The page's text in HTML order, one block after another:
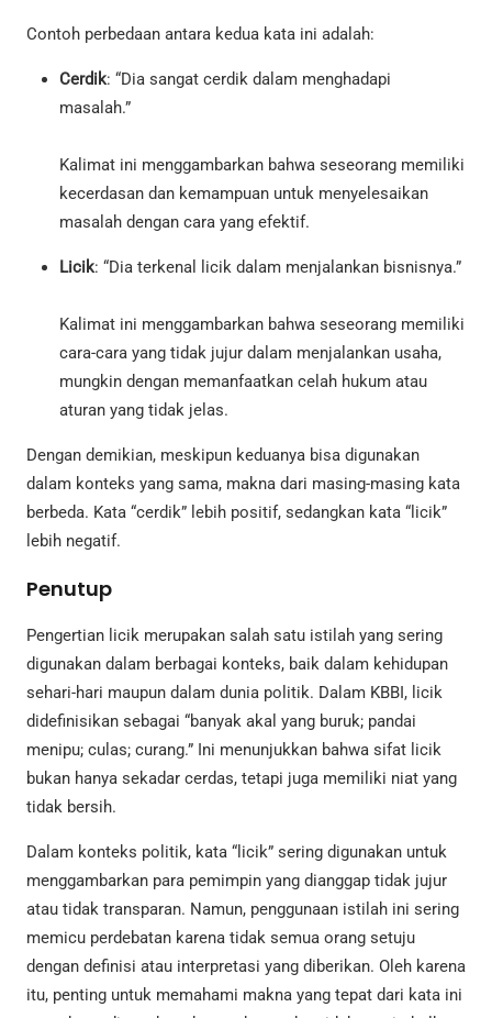
Contoh perbedaan antara kedua kata ini adalah:
Cerdik: “Dia sangat cerdik dalam menghadapi
masalah.”
Kalimat ini menggambarkan bahwa seseorang memiliki
kecerdasan dan kemampuan untuk menyelesaikan
masalah dengan cara yang efektif.
Licik: “Dia terkenal licik dalam menjalankan bisnisnya.”
Kalimat ini menggambarkan bahwa seseorang memiliki
cara-cara yang tidak jujur dalam menjalankan usaha,
mungkin dengan memanfaatkan celah hukum atau
aturan yang tidak jelas.
Dengan demikian, meskipun keduanya bisa digunakan
dalam konteks yang sama, makna dari masing-masing kata
berbeda. Kata “cerdik” lebih positif, sedangkan kata “licik”
lebih negatif.
Penutup
Pengertian licik merupakan salah satu istilah yang sering
digunakan dalam berbagai konteks, baik dalam kehidupan
sehari-hari maupun dalam dunia politik. Dalam KBBI, licik
didefinisikan sebagai “banyak akal yang buruk; pandai
menipu; culas; curang.” Ini menunjukkan bahwa sifat licik
bukan hanya sekadar cerdas, tetapi juga memiliki niat yang
tidak bersih.
Dalam konteks politik, kata “licik” sering digunakan untuk
menggambarkan para pemimpin yang dianggap tidak jujur
atau tidak transparan. Namun, penggunaan istilah ini sering
memicu perdebatan karena tidak semua orang setuju
dengan definisi atau interpretasi yang diberikan. Oleh karena
itu, penting untuk memahami makna yang tepat dari kata ini